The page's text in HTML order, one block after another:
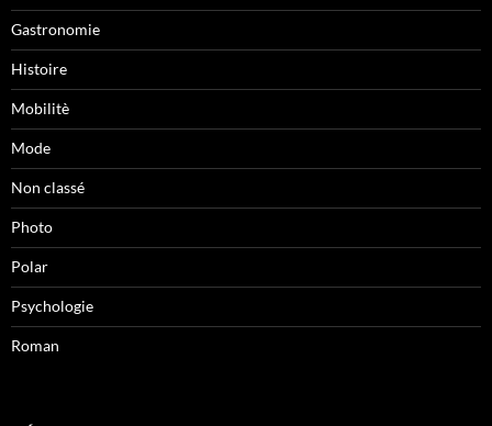
Gastronomie
Histoire
Mobilitè
Mode
Non classé
Photo
Polar
Psychologie
Roman